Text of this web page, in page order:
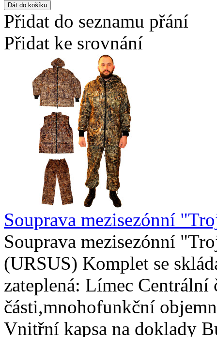
Přidat do seznamu přání
Přidat ke srovnání
Souprava mezisezónní
Souprava mezisezónní
(URSUS) Komplet se
zateplená: Límec Centrální
části,mnohofunkční
Vnitřní kapsa na doklady